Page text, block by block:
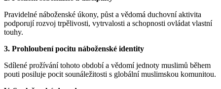
Pravidelné náboženské úkony, půst a vědomá duchovní aktivita
podporují rozvoj trpělivosti, vytrvalosti a schopnosti ovládat vlastní
touhy.
3. Prohloubení pocitu náboženské identity
Sdílené prožívání tohoto období a vědomí jednoty muslimů během
pouti posiluje pocit sounáležitosti s globální muslimskou komunitou.